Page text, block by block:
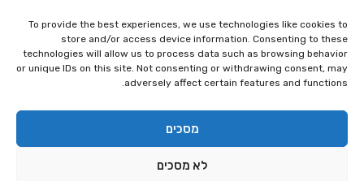
To provide the best experiences, we use technologies like cookies to
store and/or access device information. Consenting to these
technologies will allow us to process data such as browsing behavior
or unique IDs on this site. Not consenting or withdrawing consent, may
adversely affect certain features and functions.
מסכים
לא מסכים